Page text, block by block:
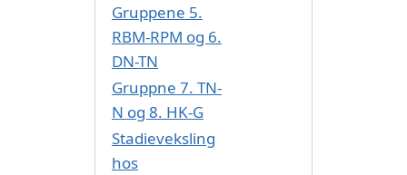
Gruppene 5.
RBM-RPM og 6.
DN-TN
Gruppne 7. TN-
N og 8. HK-G
Stadieveksling
hos